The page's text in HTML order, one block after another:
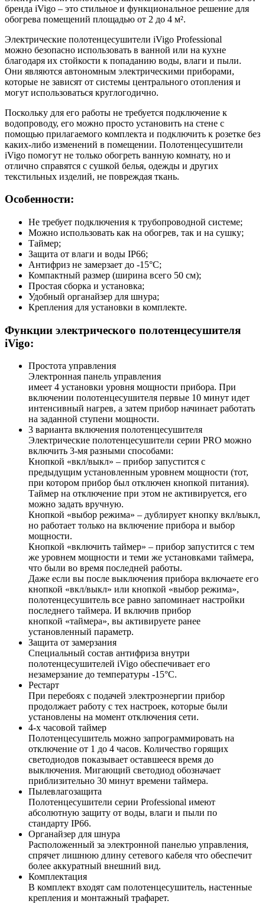
бренда iVigo – это стильное и функциональное решение для
обогрева помещений площадью от 2 до 4 м².
Электрические полотенцесушители iVigo Professional
можно безопасно использовать в ванной или на кухне
благодаря их стойкости к попаданию воды, влаги и пыли.
Они являются автономным электрическими приборами,
которые не зависят от системы центрального отопления и
могут использоваться круглогодично.
Поскольку для его работы не требуется подключение к
водопроводу, его можно просто установить на стене с
помощью прилагаемого комплекта и подключить к розетке без
каких-либо изменений в помещении. Полотенцесушители
iVigo помогут не только обогреть ванную комнату, но и
отлично справятся с сушкой белья, одежды и других
текстильных изделий, не повреждая ткань.
Особенности:
Не требует подключения к трубопроводной системе;
Можно использовать как на обогрев, так и на сушку;
Таймер;
Защита от влаги и воды IP66;
Антифриз не замерзает до -15°C;
Компактный размер (ширина всего 50 см);
Простая сборка и установка;
Удобный органайзер для шнура;
Крепления для установки в комплекте.
Функции электрического полотенцесушителя
iVigo:
Простота управления
Электронная панель управления
имеет 4 установки уровня мощности прибора. При
включении полотенцесушителя первые 10 минут идет
интенсивный нагрев, а затем прибор начинает работать
на заданной ступени мощности.
3 варианта включения полотенцесушителя
Электрические полотенцесушители серии PRO можно
включить 3-мя разными способами:
Кнопкой «вкл/выкл» – прибор запустится с
предыдущим установленным уровнем мощности (тот,
при котором прибор был отключен кнопкой питания).
Таймер на отключение при этом не активируется, его
можно задать вручную.
Кнопкой «выбор режима» – дублирует кнопку вкл/выкл,
но работает только на включение прибора и выбор
мощности.
Кнопкой «включить таймер» – прибор запустится с тем
же уровнем мощности и теми же установками таймера,
что были во время последней работы.
Даже если вы после выключения прибора включаете его
кнопкой «вкл/выкл» или кнопкой «выбор режима»,
полотенцесушитель все равно запоминает настройки
последнего таймера. И включив прибор
кнопкой «таймера», вы активируете ранее
установленный параметр.
Защита от замерзания
Специальный состав антифриза внутри
полотенцесушителей iVigo обеспечивает его
незамерзание до температуры -15°С.
Рестарт
При перебоях с подачей электроэнергии прибор
продолжает работу с тех настроек, которые были
установлены на момент отключения сети.
4-х часовой таймер
Полотенцесушитель можно запрограммировать на
отключение от 1 до 4 часов. Количество горящих
светодиодов показывает оставшееся время до
выключения. Мигающий светодиод обозначает
приблизительно 30 минут времени таймера.
Пылевлагозащита
Полотенцесушители серии Professional имеют
абсолютную защиту от воды, влаги и пыли по
стандарту IP66.
Органайзер для шнура
Расположенный за электронной панелью управления,
спрячет лишнюю длину сетевого кабеля что обеспечит
более аккуратный внешний вид.
Комплектация
В комплект входят сам полотенцесушитель, настенные
крепления и монтажный трафарет.